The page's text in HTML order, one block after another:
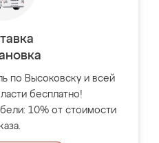
по Высоковску и всей
бесплатно!
10% от стоимости